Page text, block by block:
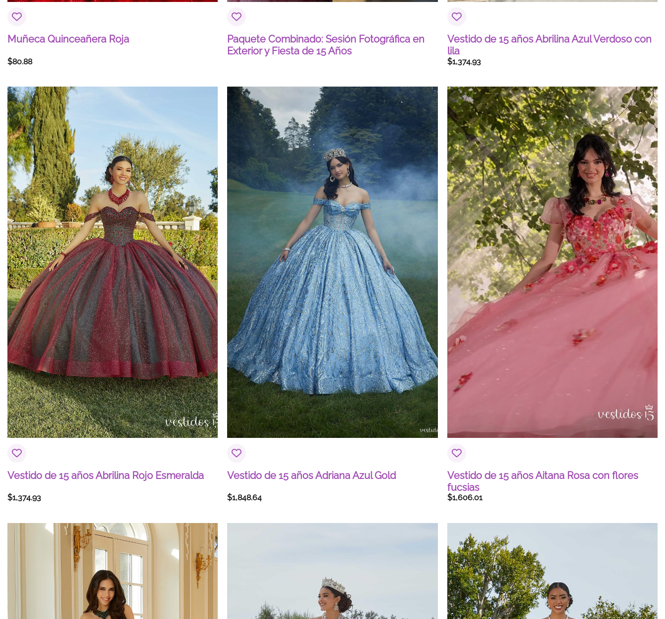
Muñeca Quinceañera Roja
$80.88
Paquete Combinado: Sesión Fotográfica en
Exterior y Fiesta de 15 Años
Vestido de 15 años Abrilina Azul Verdoso con
lila
$1,374.93
Vestido de 15 años Abrilina Rojo Esmeralda
$1,374.93
Vestido de 15 años Adriana Azul Gold
$1,848.64
Vestido de 15 años Aitana Rosa con flores
fucsias
$1,606.01